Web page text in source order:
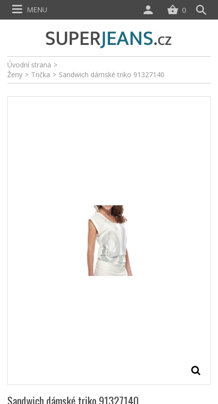
Úvodní strana >
Ženy > Trička > Sandwich dámské triko 91327140
Sandwich dámské triko 91327140
0
MENU